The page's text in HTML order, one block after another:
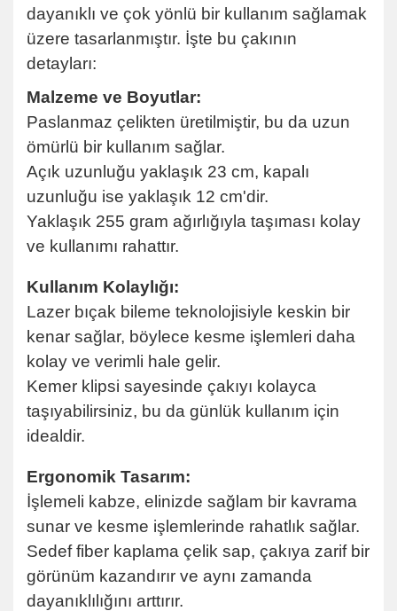
dayanıklı ve çok yönlü bir kullanım sağlamak
üzere tasarlanmıştır. İşte bu çakının
detayları:
Malzeme ve Boyutlar:
Paslanmaz çelikten üretilmiştir, bu da uzun
ömürlü bir kullanım sağlar.
Açık uzunluğu yaklaşık 23 cm, kapalı
uzunluğu ise yaklaşık 12 cm'dir.
Yaklaşık 255 gram ağırlığıyla taşıması kolay
ve kullanımı rahattır.
Kullanım Kolaylığı:
Lazer bıçak bileme teknolojisiyle keskin bir
kenar sağlar, böylece kesme işlemleri daha
kolay ve verimli hale gelir.
Kemer klipsi sayesinde çakıyı kolayca
taşıyabilirsiniz, bu da günlük kullanım için
idealdir.
Ergonomik Tasarım:
İşlemeli kabze, elinizde sağlam bir kavrama
sunar ve kesme işlemlerinde rahatlık sağlar.
Sedef fiber kaplama çelik sap, çakıya zarif bir
görünüm kazandırır ve aynı zamanda
dayanıklılığını arttırır.